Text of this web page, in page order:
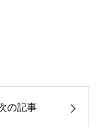
の記事